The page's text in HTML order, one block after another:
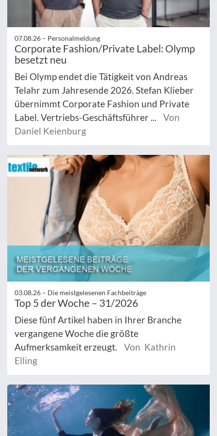
07.08.26 – Personalmeldung
Corporate Fashion/Private Label: Olymp
besetzt neu
Bei Olymp endet die Tätigkeit von Andreas
Telahr zum Jahresende 2026. Stefan Klieber
übernimmt Corporate Fashion und Private
Label. Vertriebs-Geschäftsführer ...
Von
Daniel Keienburg
03.08.26 – Die meistgelesenen Fachbeiträge
Top 5 der Woche – 31/2026
Diese fünf Artikel haben in Ihrer Branche
vergangene Woche die größte
Aufmerksamkeit erzeugt.
Von Kathrin
Elling